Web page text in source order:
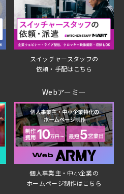
スイッチャースタッフの
依頼・手配はこちら
Webアーミー
個人事業主・中小企業の
ホームページ制作はこちら